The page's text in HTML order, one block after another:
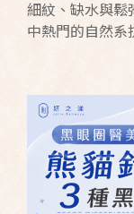
細紋、缺水與鬆
中熱門的自然系